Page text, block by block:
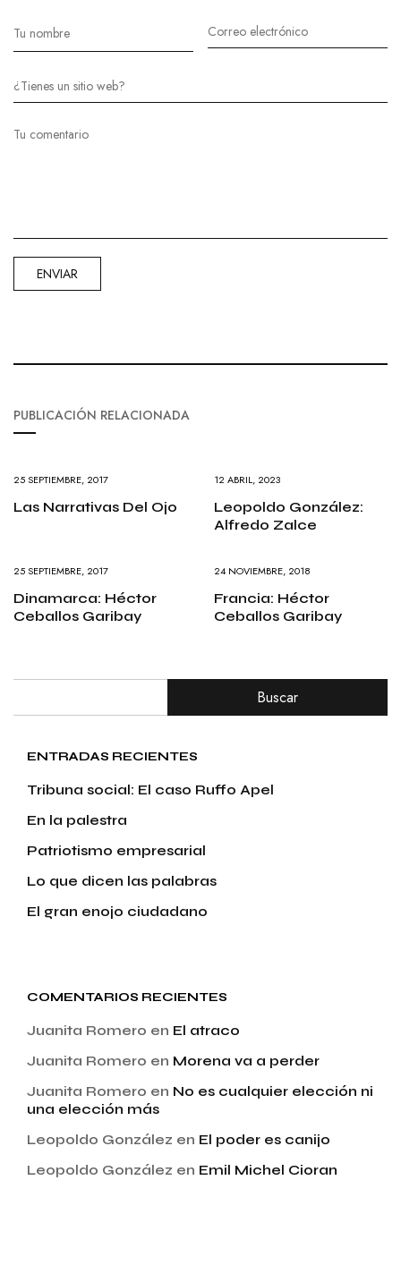
PUBLICACIÓN RELACIONADA
25 SEPTIEMBRE, 2017
Las Narrativas Del Ojo
12 ABRIL, 2023
Leopoldo González:
Alfredo Zalce
25 SEPTIEMBRE, 2017
Dinamarca: Héctor
Ceballos Garibay
24 NOVIEMBRE, 2018
Francia: Héctor
Ceballos Garibay
Buscar
ENTRADAS RECIENTES
Tribuna social: El caso Ruffo Apel
En la palestra
Patriotismo empresarial
Lo que dicen las palabras
El gran enojo ciudadano
COMENTARIOS RECIENTES
Juanita Romero en El atraco
Juanita Romero en Morena va a perder
Juanita Romero en No es cualquier elección ni
una elección más
Leopoldo González en El poder es canijo
Leopoldo González en Emil Michel Cioran